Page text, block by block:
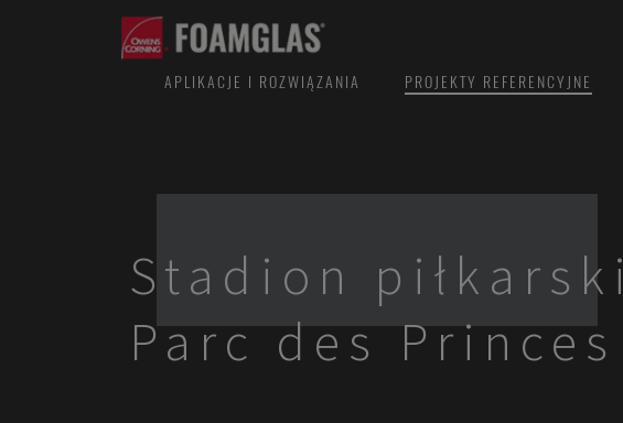
APLIKACJE I ROZWIĄZANIA PROJEKTY REFERENCYJNE
Stadion piłkarski
Parc des Princes